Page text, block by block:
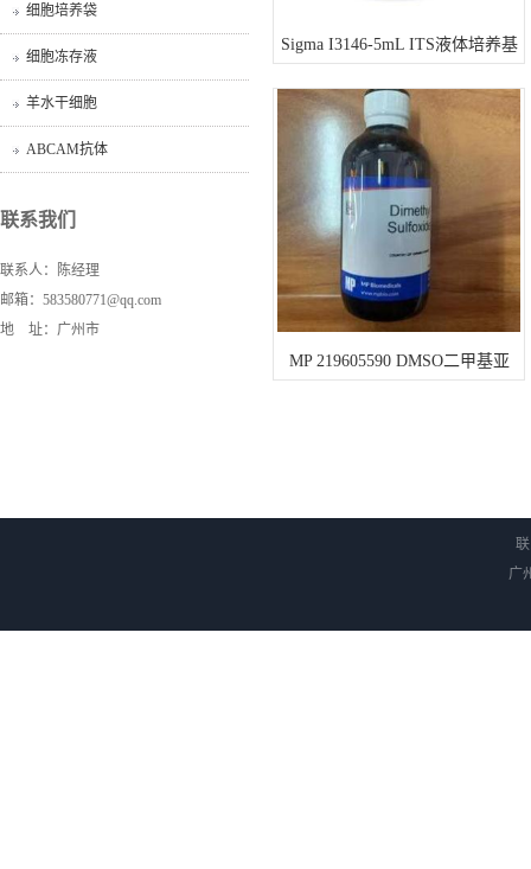
细胞培养袋
细胞冻存液
羊水干细胞
ABCAM抗体
联系我们
联系人：陈经理
邮箱：583580771@qq.com
地 址：广州市
Sigma I3146-5mL ITS液体培养基
MP 219605590 DMSO二甲基亚
广